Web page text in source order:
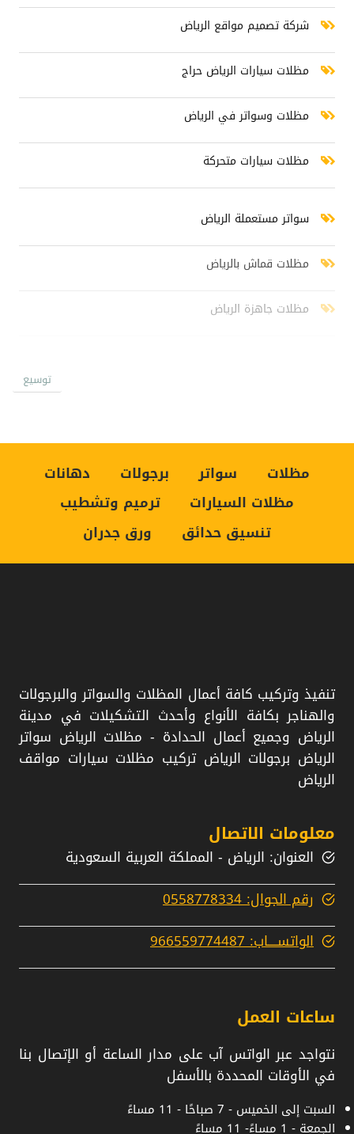
شركة تصميم مواقع الرياض
مظلات سيارات الرياض حراج
مظلات وسواتر في الرياض
مظلات سيارات متحركة
سواتر مستعملة الرياض
مظلات قماش بالرياض
مظلات جاهزة الرياض
اسعار السواتر جديد
سواتر بلاستيك
مظلات سيارات
حداد مظلات
محل مظلات
توسيع
مظلات سواتر برجولات
دهانات
مظلات السيارات
ترميم وتشطيب
تنسيق حدائق
ورق جدران
تنفيذ وتركيب كافة أعمال المظلات والسواتر والبرجولات
والهناجر بكافة الأنواع وأحدث التشكيلات في مدينة
الرياض وجميع أعمال الحدادة - مظلات الرياض سواتر
الرياض برجولات الرياض تركيب مظلات سيارات مواقف
الرياض
معلومات الاتصال
العنوان: الرياض - المملكة العربية السعودية
رقم الجوال: 0558778334
الواتســــاب: 966559774487
ساعات العمل
نتواجد عبر الواتس آب على مدار الساعة أو الإتصال بنا
في الأوقات المحددة بالأسفل
السبت إلى الخميس - 7 صباحًا - 11 مساءً
الجمعة - 1 مساءً- 11 مساءً